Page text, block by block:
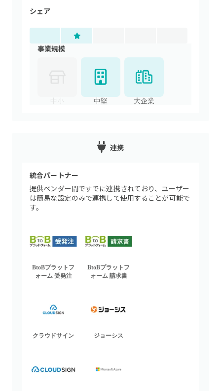
シェア
事業規模
中堅 大企業
連携
統合パートナー
提供ベンダー間ですでに連携されており、ユーザー
は簡易な設定のみで連携して使用することが可能で
す。
BtoBプラットフ
ォーム 受発注
BtoBプラットフ
ォーム 請求書
クラウドサイン ジョーシス